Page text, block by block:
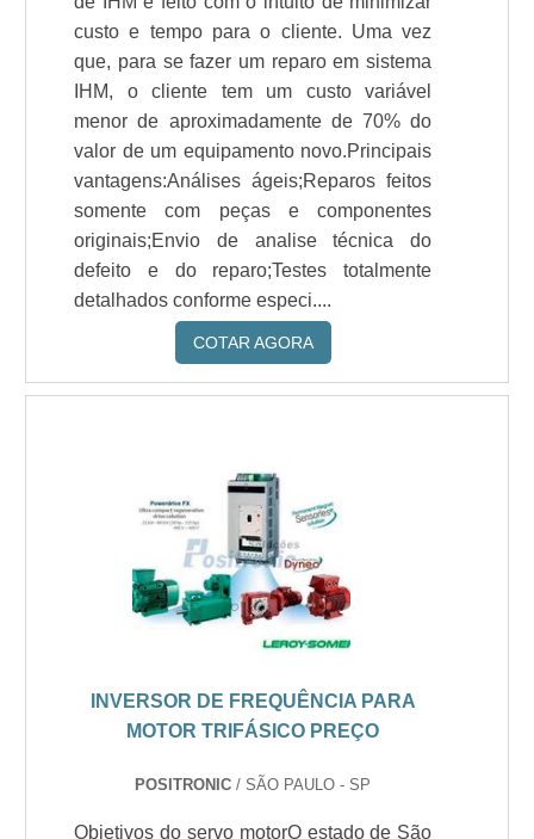
custo e tempo para o cliente. Uma vez
que, para se fazer um reparo em sistema
IHM, o cliente tem um custo variável
menor de aproximadamente de 70% do
valor de um equipamento novo.Principais
vantagens:Análises ágeis;Reparos feitos
somente com peças e componentes
originais;Envio de analise técnica do
defeito e do reparo;Testes totalmente
detalhados conforme especi....
COTAR AGORA
INVERSOR DE FREQUÊNCIA PARA
MOTOR TRIFÁSICO PREÇO
POSITRONIC / SÃO PAULO - SP
Objetivos do servo motorO estado de São